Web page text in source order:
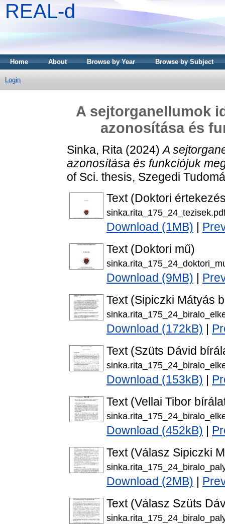
REAL-d
Home About Browse by Year Browse by Subject
Login
A sejtorganellumok
azonosítása és
Sinka, Rita (2024)A
azonosítása és funkciójuk
of Sci. thesis, Szegedi
Text (Doktori
Download (1MB)
Text (Doktori mű)
Download (9MB)
Text (Sipiczki Mátyás
Download (172kB)
Text (Szüts Dávid
Download (153kB)
Text (Vellai Tibor
Download (452kB)
Text (Válasz Sipiczki
Download (2MB)
Text (Válasz Szüts